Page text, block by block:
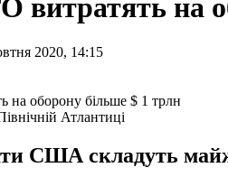
витратять на
2020, 14:15
Атлантиці
США складуть